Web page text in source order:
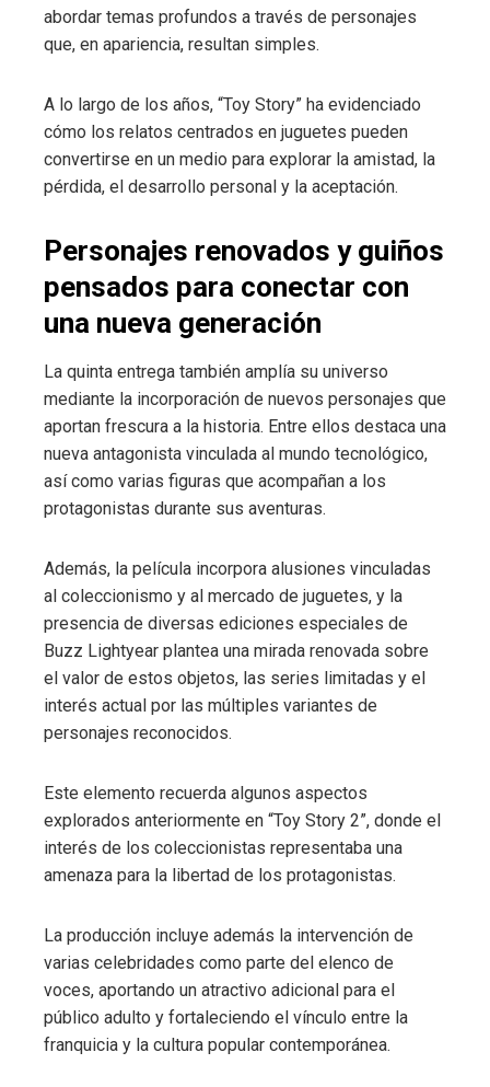
abordar temas profundos a través de personajes
que, en apariencia, resultan simples.
A lo largo de los años, “Toy Story” ha evidenciado
cómo los relatos centrados en juguetes pueden
convertirse en un medio para explorar la amistad, la
pérdida, el desarrollo personal y la aceptación.
Personajes renovados y guiños
pensados para conectar con
una nueva generación
La quinta entrega también amplía su universo
mediante la incorporación de nuevos personajes que
aportan frescura a la historia. Entre ellos destaca una
nueva antagonista vinculada al mundo tecnológico,
así como varias figuras que acompañan a los
protagonistas durante sus aventuras.
Además, la película incorpora alusiones vinculadas
al coleccionismo y al mercado de juguetes, y la
presencia de diversas ediciones especiales de
Buzz Lightyear plantea una mirada renovada sobre
el valor de estos objetos, las series limitadas y el
interés actual por las múltiples variantes de
personajes reconocidos.
Este elemento recuerda algunos aspectos
explorados anteriormente en “Toy Story 2”, donde el
interés de los coleccionistas representaba una
amenaza para la libertad de los protagonistas.
La producción incluye además la intervención de
varias celebridades como parte del elenco de
voces, aportando un atractivo adicional para el
público adulto y fortaleciendo el vínculo entre la
franquicia y la cultura popular contemporánea.